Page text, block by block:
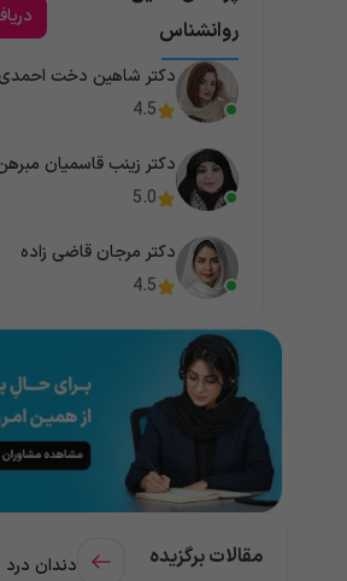
روانشناس
دکتر شاهین دخت احمدی
4.5
دکتر زینب قاسمیان
5.0
دکتر مرجان قاضی زاده
4.5
مقالات برگزیده دندان